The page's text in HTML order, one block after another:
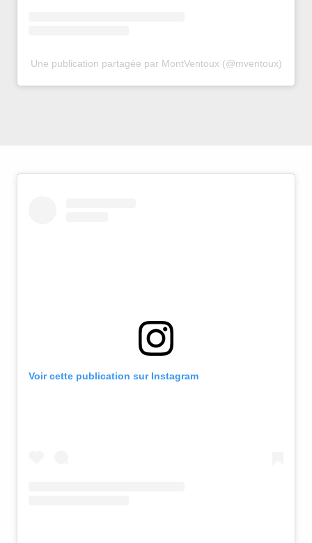
Une publication partagée par MontVentoux (@mventoux)
Voir cette publication sur Instagram